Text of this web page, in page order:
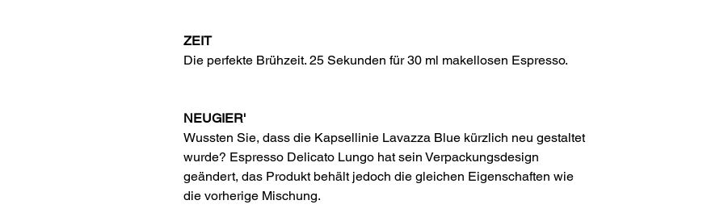
ZEIT
Die perfekte Brühzeit. 25 Sekunden für 30 ml makellosen Espresso.
NEUGIER'
Wussten Sie, dass die Kapsellinie Lavazza Blue kürzlich neu gestaltet
wurde? Espresso Delicato Lungo hat sein Verpackungsdesign
geändert, das Produkt behält jedoch die gleichen Eigenschaften wie
die vorherige Mischung.